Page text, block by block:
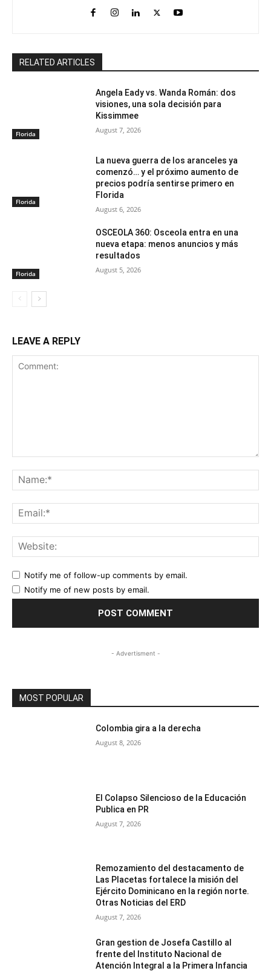
RELATED ARTICLES
Florida
Angela Eady vs. Wanda Román: dos
visiones, una sola decisión para
Kissimmee
August 7, 2026
Florida
La nueva guerra de los aranceles ya
comenzó… y el próximo aumento de
precios podría sentirse primero en
Florida
August 6, 2026
Florida
OSCEOLA 360: Osceola entra en una
nueva etapa: menos anuncios y más
resultados
August 5, 2026
LEAVE A REPLY
Notify me of follow-up comments by email.
Notify me of new posts by email.
- Advertisment -
MOST POPULAR
Colombia gira a la derecha
August 8, 2026
El Colapso Silencioso de la Educación
Publica en PR
August 7, 2026
Remozamiento del destacamento de
Las Placetas fortalece la misión del
Ejército Dominicano en la región norte.
Otras Noticias del ERD
August 7, 2026
Gran gestion de Josefa Castillo al
frente del Instituto Nacional de
Atención Integral a la Primera Infancia